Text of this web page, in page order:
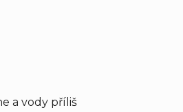
a vody příliš